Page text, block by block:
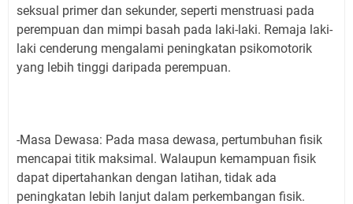
seksual primer dan sekunder, seperti menstruasi pada
perempuan dan mimpi basah pada laki-laki. Remaja laki-
laki cenderung mengalami peningkatan psikomotorik
yang lebih tinggi daripada perempuan.
-Masa Dewasa: Pada masa dewasa, pertumbuhan fisik
mencapai titik maksimal. Walaupun kemampuan fisik
dapat dipertahankan dengan latihan, tidak ada
peningkatan lebih lanjut dalam perkembangan fisik.